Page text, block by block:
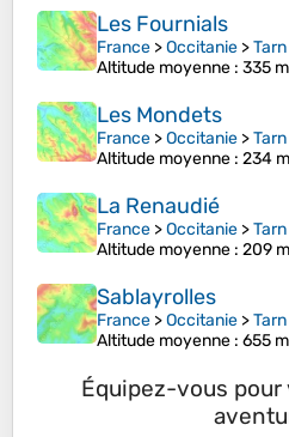
Les Fournials
France >Occitanie >Tarn
Altitude moyenne : 335 m
Les Mondets
France >Occitanie >Tarn
Altitude moyenne : 234 m
La Renaudié
France >Occitanie >Tarn
Altitude moyenne : 209 m
Sablayrolles
France >Occitanie >Tarn
Altitude moyenne : 655 m
Équipez-vous